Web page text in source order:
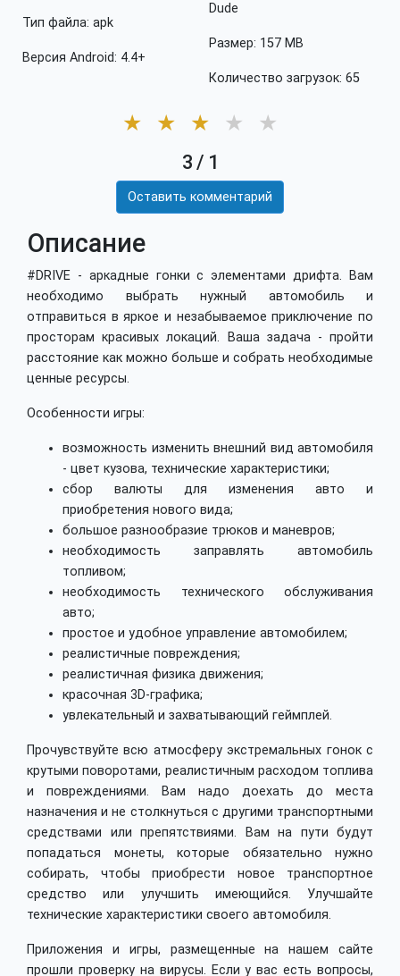
Тип файла: apk
Версия Android: 4.4+
Dude
Размер: 157 MB
Количество загрузок: 65
★ ★ ★ ★ ★
3 / 1
Оставить комментарий
Описание
#DRIVE - аркадные гонки с элементами дрифта. Вам
необходимо выбрать нужный автомобиль и
отправиться в яркое и незабываемое приключение по
просторам красивых локаций. Ваша задача - пройти
расстояние как можно больше и собрать необходимые
ценные ресурсы.
Особенности игры:
возможность изменить внешний вид автомобиля
- цвет кузова, технические характеристики;
сбор валюты для изменения авто и
приобретения нового вида;
большое разнообразие трюков и маневров;
необходимость заправлять автомобиль
топливом;
необходимость технического обслуживания
авто;
простое и удобное управление автомобилем;
реалистичные повреждения;
реалистичная физика движения;
красочная 3D-графика;
увлекательный и захватывающий геймплей.
Прочувствуйте всю атмосферу экстремальных гонок с
крутыми поворотами, реалистичным расходом топлива
и повреждениями. Вам надо доехать до места
назначения и не столкнуться с другими транспортными
средствами или препятствиями. Вам на пути будут
попадаться монеты, которые обязательно нужно
собирать, чтобы приобрести новое транспортное
средство или улучшить имеющийся. Улучшайте
технические характеристики своего автомобиля.
Приложения и игры, размещенные на нашем сайте
прошли проверку на вирусы. Если у вас есть вопросы,